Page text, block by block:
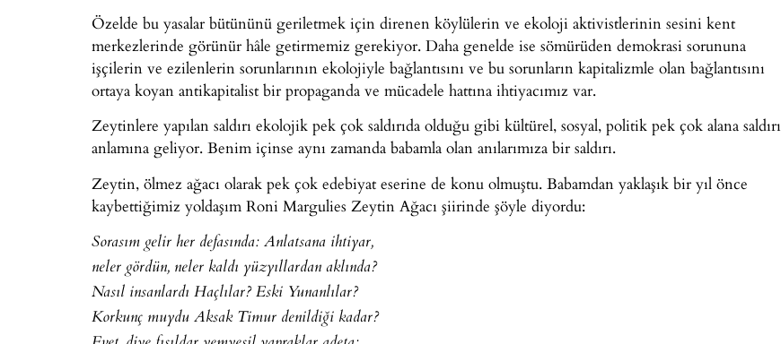
Özelde bu yasalar bütününü geriletmek için direnen köylülerin ve ekoloji aktivistlerinin sesini kent
merkezlerinde görünür hâle getirmemiz gerekiyor. Daha genelde ise sömürüden demokrasi sorununa
işçilerin ve ezilenlerin sorunlarının ekolojiyle bağlantısını ve bu sorunların kapitalizmle olan bağlantısını
ortaya koyan antikapitalist bir propaganda ve mücadele hattına ihtiyacımız var.
Zeytinlere yapılan saldırı ekolojik pek çok saldırıda olduğu gibi kültürel, sosyal, politik pek çok alana saldırı
anlamına geliyor. Benim içinse aynı zamanda babamla olan anılarımıza bir saldırı.
Zeytin, ölmez ağacı olarak pek çok edebiyat eserine de konu olmuştu. Babamdan yaklaşık bir yıl önce
kaybettiğimiz yoldaşım Roni Margulies Zeytin Ağacı şiirinde şöyle diyordu:
Sorasım gelir her defasında: Anlatsana ihtiyar,
neler gördün, neler kaldı yüzyıllardan aklında?
Nasıl insanlardı Haçlılar? Eski Yunanlılar?
Korkunç muydu Aksak Timur denildiği kadar?